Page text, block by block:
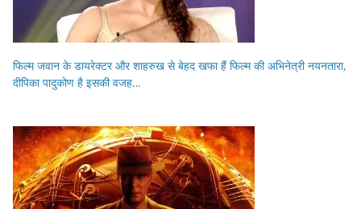
फिल्म जवान के डायरेक्टर और शाहरुख से बेहद खफा हैं फिल्म की अभिनेत्री नयनतारा,
दीपिका पादुकोण है इसकी वजह…